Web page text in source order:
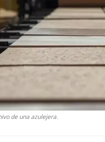
de una azulejera.